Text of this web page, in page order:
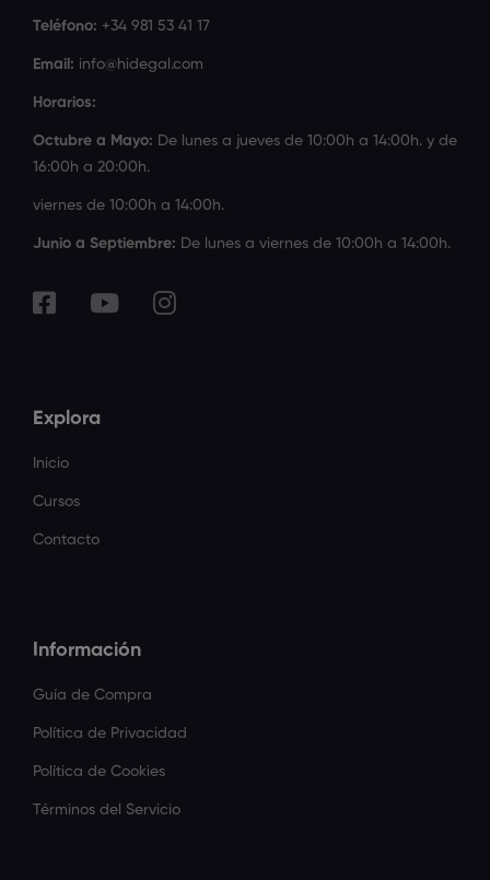
Teléfono: +34 981 53 41 17
Email: info@hidegal.com
Horarios:
Octubre a Mayo: De lunes a jueves de 10:00h a 14:00h. y de
16:00h a 20:00h.
viernes de 10:00h a 14:00h.
Junio a Septiembre: De lunes a viernes de 10:00h a 14:00h.
Explora
Inicio
Cursos
Contacto
Información
Guía de Compra
Política de Privacidad
Política de Cookies
Términos del Servicio